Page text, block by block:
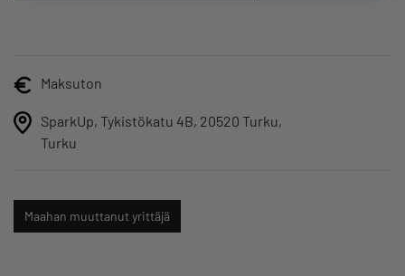
Maksuton
SparkUp, Tykistökatu 4B, 20520 Turku,
Turku
Maahan muuttanut yrittäjä